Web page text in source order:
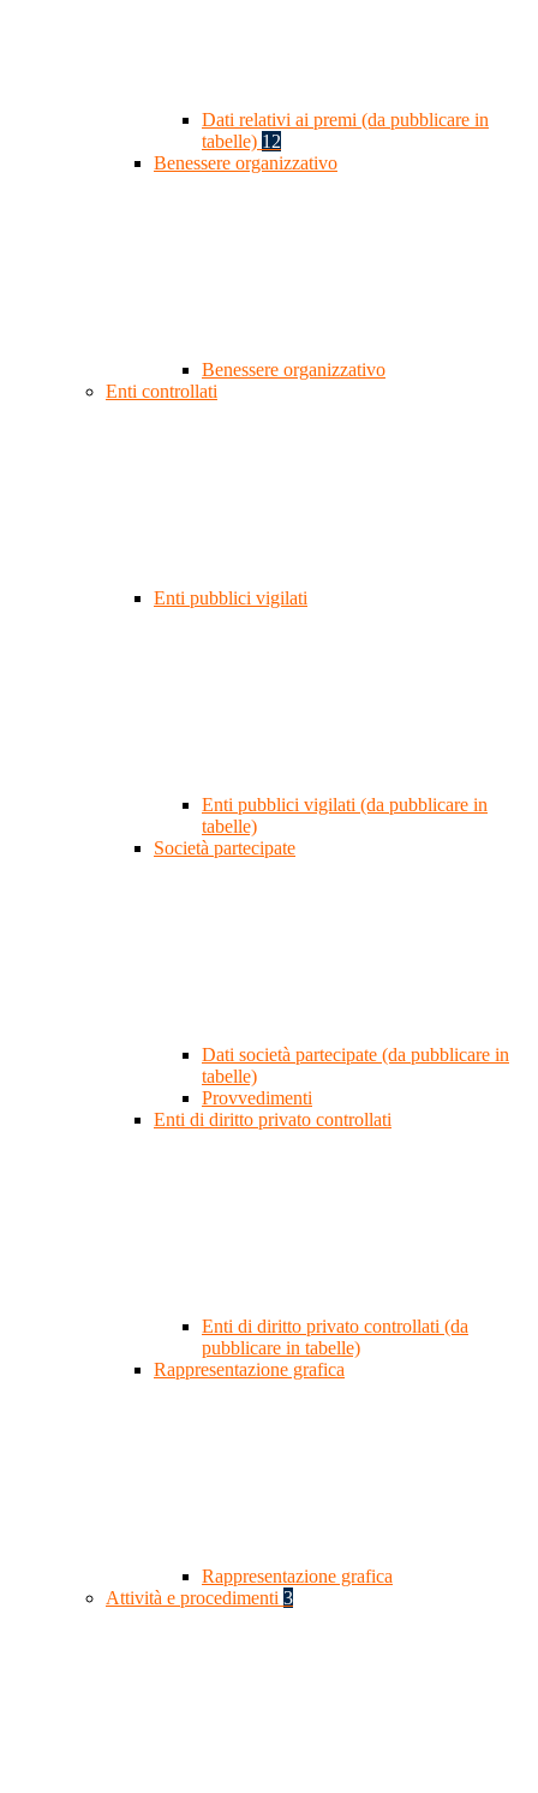
Dati relativi ai premi (da pubblicare in
tabelle) 12
Benessere organizzativo
Benessere organizzativo
Enti controllati
Enti pubblici vigilati
Enti pubblici vigilati (da pubblicare in
tabelle)
Società partecipate
Dati società partecipate (da pubblicare in
tabelle)
Provvedimenti
Enti di diritto privato controllati
Enti di diritto privato controllati (da
pubblicare in tabelle)
Rappresentazione grafica
Rappresentazione grafica
Attività e procedimenti 3